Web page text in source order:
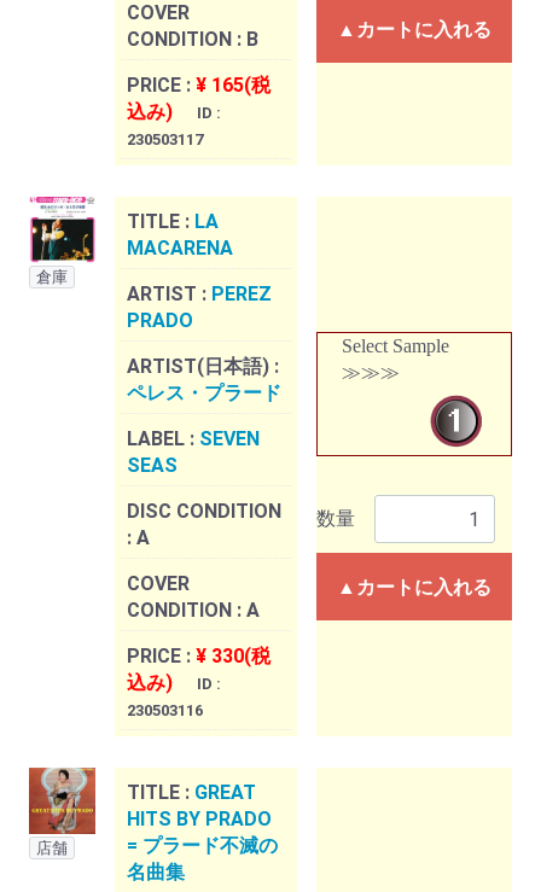
COVER
CONDITION : B
PRICE : ¥ 165(税
込み)
ID :
230503117
▲カートに入れる
倉庫
TITLE : LA
MACARENA
ARTIST : PEREZ
PRADO
ARTIST(日本語) :
ペレス・プラード
LABEL : SEVEN
SEAS
DISC CONDITION
: A
COVER
CONDITION : A
PRICE : ¥ 330(税
込み)
ID :
230503116
Select Sample
≫≫≫
数量
▲カートに入れる
店舗
TITLE : GREAT
HITS BY PRADO
= プラード不滅の
名曲集